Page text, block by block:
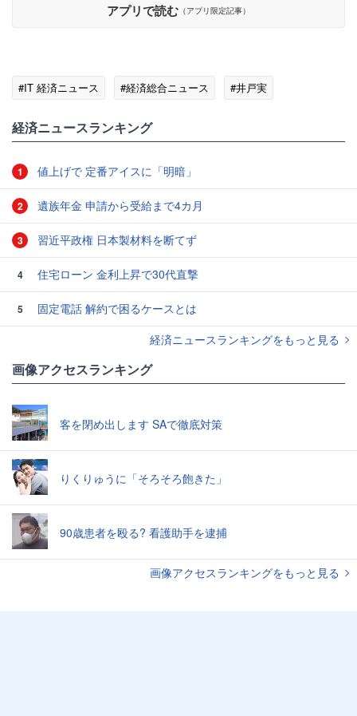
アプリで読む （アプリ限定記事）
#IT 経済ニュース #経済総合ニュース #井戸実
経済ニュースランキング
1 値上げで 定番アイスに「明暗」
2 遺族年金 申請から受給まで4カ月
3 習近平政権 日本製材料を断てず
4 住宅ローン 金利上昇で30代直撃
5
固定電話 解約で困るケースとは
経済ニュースランキングをもっと見る
画像アクセスランキング
客を閉め出します SAで徹底対策
りくりゅうに「そろそろ飽きた」
90歳患者を殴る? 看護助手を逮捕
画像アクセスランキングをもっと見る